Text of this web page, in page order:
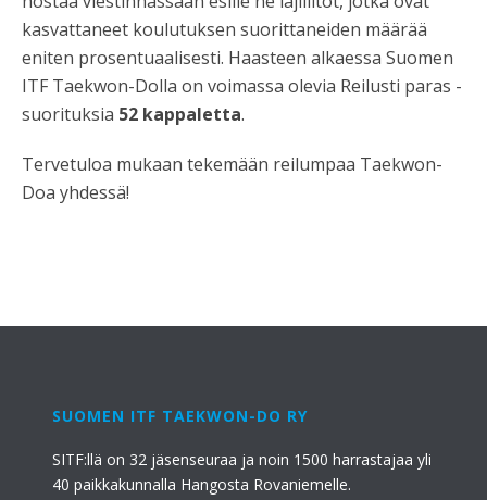
kasvattaneet koulutuksen suorittaneiden määrää
eniten prosentuaalisesti. Haasteen alkaessa Suomen
ITF Taekwon-Dolla on voimassa olevia Reilusti paras -
suorituksia 52 kappaletta.
Tervetuloa mukaan tekemään reilumpaa Taekwon-
Doa yhdessä!
SUOMEN ITF TAEKWON-DO RY
SITF:llä on 32 jäsenseuraa ja noin 1500 harrastajaa yli
40 paikkakunnalla Hangosta Rovaniemelle.